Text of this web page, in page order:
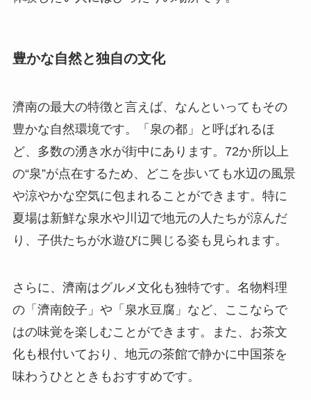
豊かな自然と独自の文化
濟南の最大の特徴と言えば、なんといってもその
豊かな自然環境です。「泉の都」と呼ばれるほ
ど、多数の湧き水が街中にあります。72か所以上
の“泉”が点在するため、どこを歩いても水辺の風景
や涼やかな空気に包まれることができます。特に
夏場は新鮮な泉水や川辺で地元の人たちが涼んだ
り、子供たちが水遊びに興じる姿も見られます。
さらに、濟南はグルメ文化も独特です。名物料理
の「濟南餃子」や「泉水豆腐」など、ここならで
はの味覚を楽しむことができます。また、お茶文
化も根付いており、地元の茶館で静かに中国茶を
味わうひとときもおすすめです。